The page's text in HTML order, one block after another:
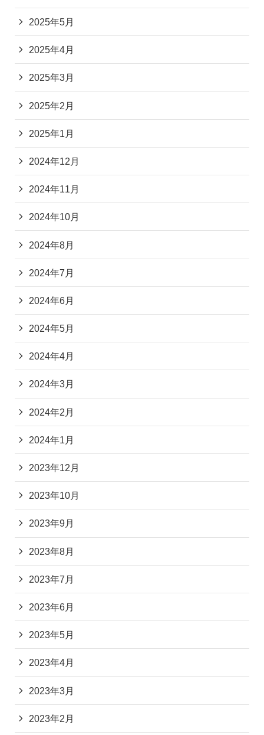
2025年5月
2025年4月
2025年3月
2025年2月
2025年1月
2024年12月
2024年11月
2024年10月
2024年8月
2024年7月
2024年6月
2024年5月
2024年4月
2024年3月
2024年2月
2024年1月
2023年12月
2023年10月
2023年9月
2023年8月
2023年7月
2023年6月
2023年5月
2023年4月
2023年3月
2023年2月